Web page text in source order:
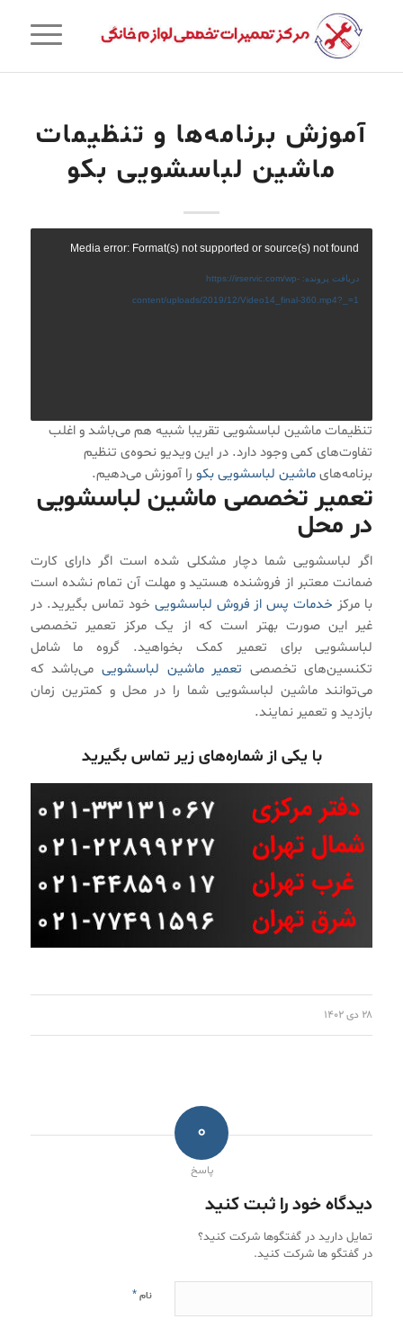
آموزش برنامه‌ها و تنظیمات
ماشین لباسشویی بکو
Media error: Format(s) not supported or source(s) not found
دریافت پرونده: https://irservic.com/wp-
content/uploads/2019/12/Video14_final-360.mp4?_=1
تنظیمات ماشین لباسشویی تقریبا شبیه هم می‌باشد و اغلب
تفاوت‌های کمی وجود دارد. در این ویدیو نحوه‌ی تنظیم
برنامه‌هایماشین لباسشویی بکورا آموزش می‌دهیم.
تعمیر تخصصی ماشین لباسشویی
در محل
اگر لباسشویی شما دچار مشکلی شده است اگر دارای کارت
ضمانت معتبر از فروشنده هستید و مهلت آن تمام نشده است
با مرکز خدمات پس از فروش لباسشویی خود تماس بگیرید. در
غیر این صورت بهتر است که از یک مرکز تعمیر تخصصی
لباسشویی برای تعمیر کمک بخواهید. گروه ما شامل
تکنسین‌های تخصصی تعمیر ماشین لباسشویی می‌باشد که
می‌توانند ماشین لباسشویی شما را در محل و کمترین زمان
بازدید و تعمیر نمایند.
با یکی از شماره‌های زیر تماس بگیرید
۲۸ دی ۱۴۰۲
0
پاسخ
دیدگاه خود را ثبت کنید
تمایل دارید در گفتگوها شرکت کنید؟
در گفتگو ها شرکت کنید.
نام *